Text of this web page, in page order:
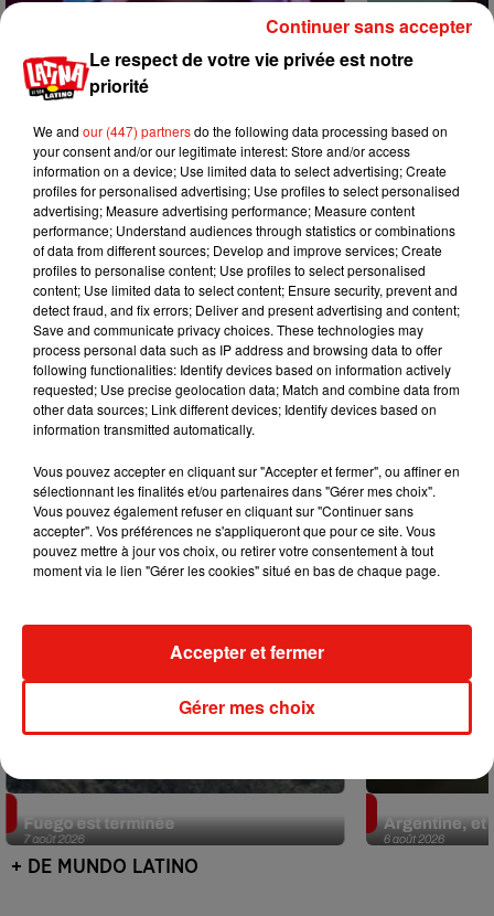
6 août 2026
Karol G dévoile la tracklist de son
nouvel album… avec des invités...
5 août 2026
Benny
Becky G sur
+ DE MUSIQUE
Mundo Latino
7 août 2026
Fuego est terminée
6 août 2026
Argentine, et
+ DE MUNDO LATINO
Le respect de votre vie privée est notre
priorité
We and our (447) partnersdo the following data processing based on
your consent and/or our legitimate interest: Store and/or access
information on a device; Use limited data to select advertising; Create
profiles for personalised advertising; Use profiles to select personalised
advertising; Measure advertising performance; Measure content
performance; Understand audiences through statistics or combinations
of data from different sources; Develop and improve services; Create
profiles to personalise content; Use profiles to select personalised
content; Use limited data to select content; Ensure security, prevent and
detect fraud, and fix errors; Deliver and present advertising and content;
Save and communicate privacy choices. These technologies may
process personal data such as IP address and browsing data to offer
following functionalities: Identify devices based on information actively
requested; Use precise geolocation data; Match and combine data from
other data sources; Link different devices; Identify devices based on
information transmitted automatically.
Vous pouvez accepter en cliquant sur "Accepter et fermer", ou affiner en
sélectionnant les finalités et/ou partenaires dans "Gérer mes choix".
Vous pouvez également refuser en cliquant sur "Continuer sans
accepter". Vos préférences ne s'appliqueront que pour ce site. Vous
pouvez mettre à jour vos choix, ou retirer votre consentement à tout
moment via le lien "Gérer les cookies" situé en bas de chaque page.
Gérer mes choix
Accepter et fermer
Continuer sans accepter